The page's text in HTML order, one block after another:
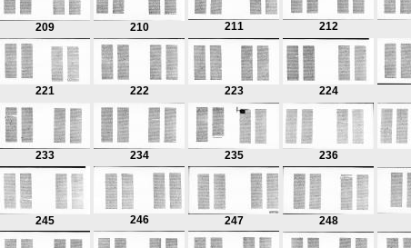
209 210 211 212
221 222 223 224
233 234 235 236
245 246 247 248